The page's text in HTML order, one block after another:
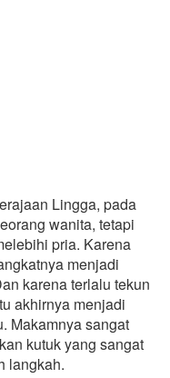
Lingga, pada
wanita, tetapi
pria. Karena
menjadi
karena terlalu tekun
akhirnya menjadi
Makamnya sangat
kutuk yang sangat
langkah.